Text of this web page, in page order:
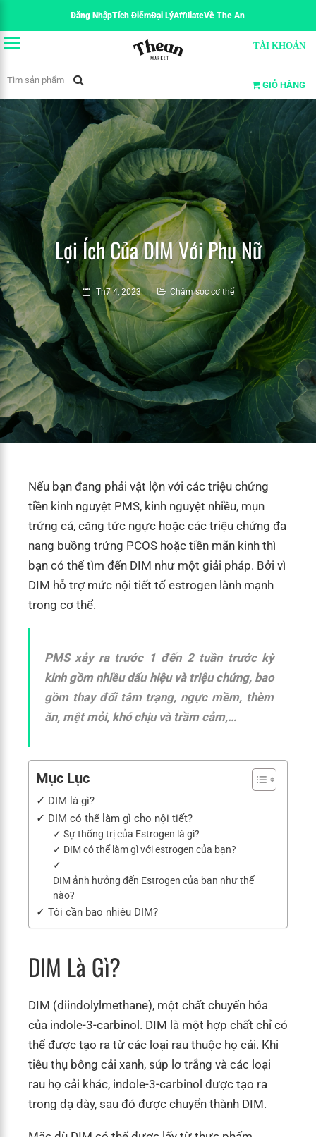
Đăng NhậpTích ĐiểmĐại LýAffiliateVề The An
TÀI KHOẢN
GIỎ HÀNG
Lợi Ích Của DIM Với Phụ Nữ
Th7 4, 2023 Chăm sóc cơ thể
Nếu bạn đang phải vật lộn với các triệu chứng
tiền kinh nguyệt PMS, kinh nguyệt nhiều, mụn
trứng cá, căng tức ngực hoặc các triệu chứng đa
nang buồng trứng PCOS hoặc tiền mãn kinh thì
bạn có thể tìm đến DIM như một giải pháp. Bởi vì
DIM hỗ trợ mức nội tiết tố estrogen lành mạnh
trong cơ thể.
PMS xảy ra trước 1 đến 2 tuần trước kỳ
kinh gồm nhiều dấu hiệu và triệu chứng, bao
gồm thay đổi tâm trạng, ngực mềm, thèm
ăn, mệt mỏi, khó chịu và trầm cảm,…
Mục Lục
DIM là gì?
DIM có thể làm gì cho nội tiết?
Sự thống trị của Estrogen là gì?
DIM có thể làm gì với estrogen của bạn?
DIM ảnh hưởng đến Estrogen của bạn như thế
nào?
Tôi cần bao nhiêu DIM?
DIM Là Gì?
DIM (diindolylmethane), một chất chuyển hóa
của indole-3-carbinol. DIM là một hợp chất chỉ có
thể được tạo ra từ các loại rau thuộc họ cải. Khi
tiêu thụ bông cải xanh, súp lơ trắng và các loại
rau họ cải khác, indole-3-carbinol được tạo ra
trong dạ dày, sau đó được chuyển thành DIM.